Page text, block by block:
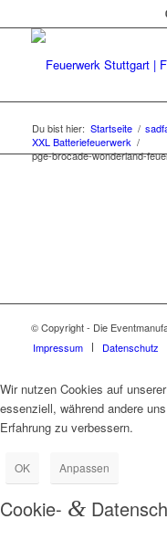
Du bist hier: Startseite /
XXL Batteriefeuerwerk /
pge-brocade-wonderland-
© Copyright - Die
Impressum
Datenschutz
Wir nutzen Cookies auf
essenziell, während andere
Erfahrung zu verbessern.
OK Anpassen
Cookie- &